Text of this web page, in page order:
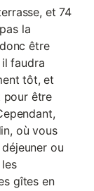
et 74
la
être
faudra
tôt, et
pour être
où vous
ou
gîtes en